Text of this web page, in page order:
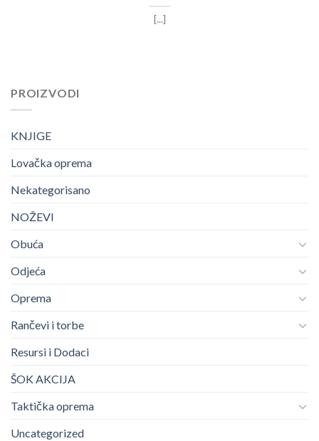
[...]
PROIZVODI
KNJIGE
Lovačka oprema
Nekategorisano
NOŽEVI
Obuća
Odjeća
Oprema
Rančevi i torbe
Resursi i Dodaci
ŠOK AKCIJA
Taktička oprema
Uncategorized